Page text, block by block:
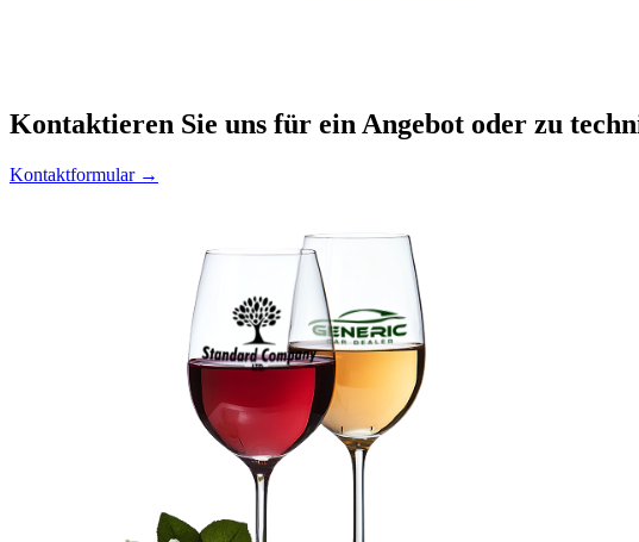
Kontaktieren Sie uns für ein Angebot oder zu
Kontaktformular →